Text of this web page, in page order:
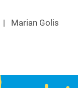
| Marian Golis